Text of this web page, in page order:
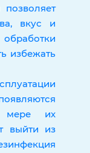
вкус и
избежать
мере их
выйти из